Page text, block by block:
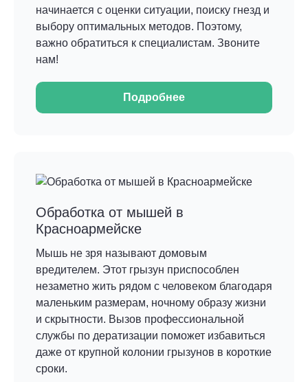
начинается с оценки ситуации, поиску гнезд и
выбору оптимальных методов. Поэтому,
важно обратиться к специалистам. Звоните
нам!
Подробнее
Обработка от мышей в
Красноармейске
Мышь не зря называют домовым
вредителем. Этот грызун приспособлен
незаметно жить рядом с человеком благодаря
маленьким размерам, ночному образу жизни
и скрытности. Вызов профессиональной
службы по дератизации поможет избавиться
даже от крупной колонии грызунов в короткие
сроки.